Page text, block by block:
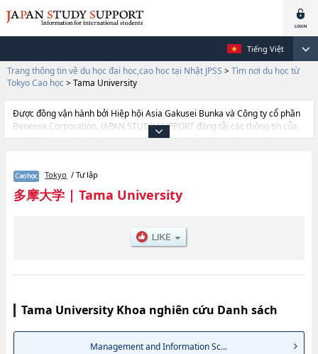
Tiếng Việt
Trang thông tin về du học đại học,cao học tại Nhật JPSS > Tìm nơi du học từ
Tokyo Cao học > Tama University
Được đồng vận hành bởi Hiệp hội Asia Gakusei Bunka và Công ty cổ phần
Benesse Corporation, JAPAN STUDY SUPPORT đăng tải các thông tin của
khoảng 1.300 trường đại học, cao học, trường đại học ngắn hạn, trường
thiết dành cho du học sinh, như là về các Management and Information
Sciences, thông tin về từng khoa nghiên cứu, thông tin liên quan đến thi
tuyển như số lượng tuyển sinh, số lượng trúng tuyển, cở sở trang thiết bị,
Tokyo / Tư lập
多摩大学| Tama University
Tama University Khoa nghiên cứu Danh sách
Management and Information Sc...